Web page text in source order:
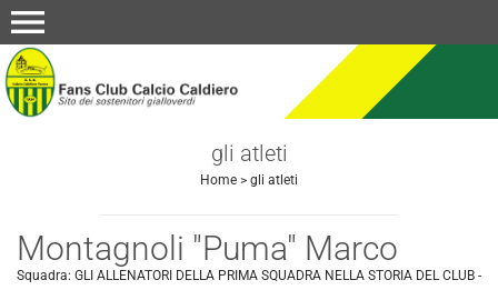
menu
gli atleti
Home > gli atleti
Montagnoli "Puma" Marco
Squadra: GLI ALLENATORI DELLA PRIMA SQUADRA NELLA STORIA DEL CLUB -